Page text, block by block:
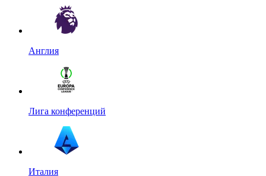
Англия
Лига конференций
Италия